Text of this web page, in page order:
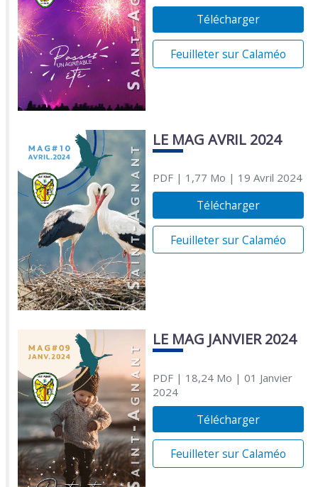
Télécharger
Feuilleter sur Calaméo
LE MAG AVRIL 2024
PDF| 1,77 Mo | 19 Avril 2024
Télécharger
Feuilleter sur Calaméo
LE MAG JANVIER 2024
PDF| 18,24 Mo | 01 Janvier
2024
Télécharger
Feuilleter sur Calaméo